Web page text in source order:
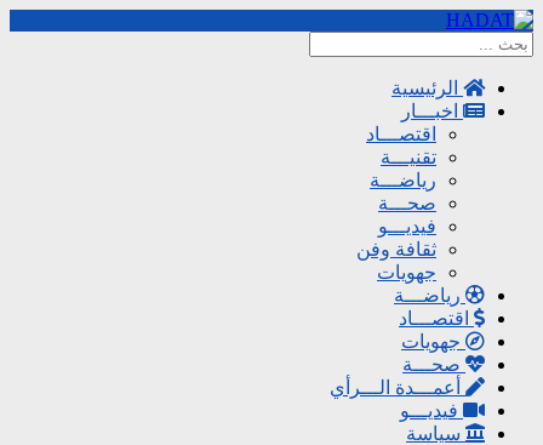
الرئيسية
اخبـــار
اقتصـــاد
تقنيـــة
رياضـــة
صحـــة
فيديـــو
ثقافة وفن
جهويات
رياضـــة
اقتصـــاد
جهويات
صحـــة
أعمـــدة الـــرأي
فيديـــو
سياسة